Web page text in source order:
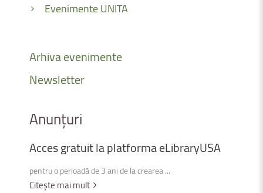
Evenimente UNITA
Arhivaevenimente
Newsletter
Anunțuri
AccesgratuitlaplatformaeLibraryUSA
pentru o perioadă de 3 ani de la crearea ...
Citește mai mult